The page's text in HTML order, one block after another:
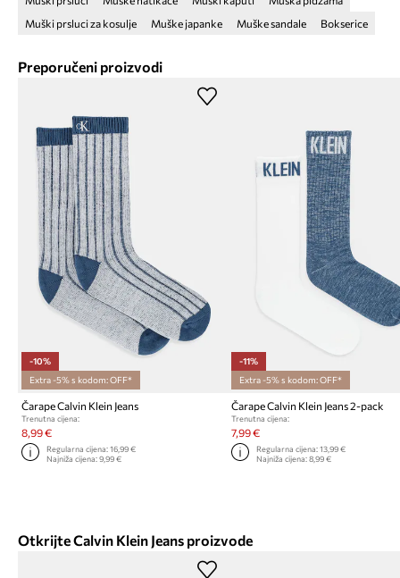
Muški prsluci za kosulje
Muške japanke Muške sandale Bokserice
Preporučeni proizvodi
-10%
Extra -5% s kodom: OFF*
Čarape Calvin Klein Jeans
Trenutna cijena:
8,99 €
Regularna cijena:16,99 €
Najniža cijena:9,99 €
-11%
Extra -5% s kodom: OFF*
Čarape Calvin Klein Jeans 2-pack
Trenutna cijena:
7,99 €
Regularna cijena: 13,99 €
Najniža cijena: 8,99 €
Otkrijte Calvin Klein Jeans proizvode